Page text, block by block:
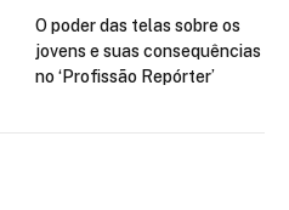
O poder das telas sobre os
jovens e suas consequências
no ‘Profissão Repórter’